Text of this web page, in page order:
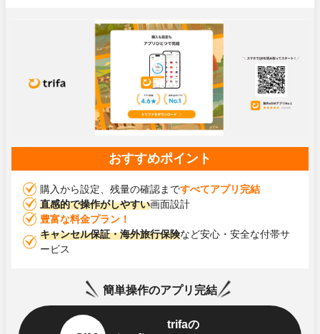
おすすめポイント
購入から設定、残量の確認まですべてアプリ完結
直感的で操作がしやすい画面設計
豊富な料金プラン！
キャンセル保証・海外旅行保険など安心・安全な付帯サ
ービス
簡単操作のアプリ完結
trifaの